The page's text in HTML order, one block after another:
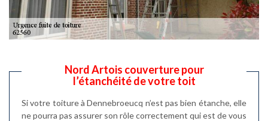
Nord Artois couverture pour
l’étanchéité de votre toit
Si votre toiture à Dennebroeucq n’est pas bien étanche, elle
ne pourra pas assurer son rôle correctement qui est de vous